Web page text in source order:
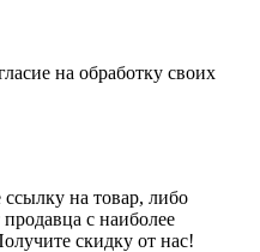
на обработку своих
на товар, либо
с наиболее
скидку от нас!